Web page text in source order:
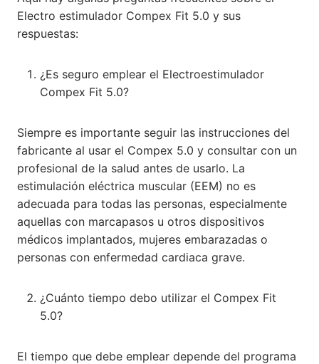
Electro estimulador Compex Fit 5.0 y sus
respuestas:
¿Es seguro emplear el Electroestimulador
Compex Fit 5.0?
Siempre es importante seguir las instrucciones del
fabricante al usar el Compex 5.0 y consultar con un
profesional de la salud antes de usarlo. La
estimulación eléctrica muscular (EEM) no es
adecuada para todas las personas, especialmente
aquellas con marcapasos u otros dispositivos
médicos implantados, mujeres embarazadas o
personas con enfermedad cardiaca grave.
¿Cuánto tiempo debo utilizar el Compex Fit
5.0?
El tiempo que debe emplear depende del programa